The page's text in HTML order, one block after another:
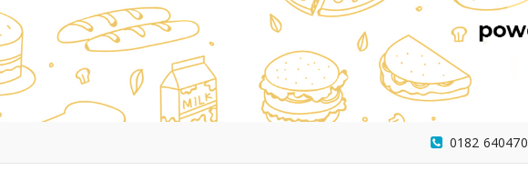
0182 640470